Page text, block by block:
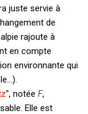
juste servie à
de
rajoute à
en compte
environnante qui
", notée F,
Elle est